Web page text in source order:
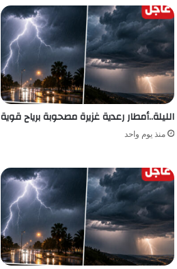
الليلة..أمطار رعدية غزيرة مصحوبة برياح قوية
منذ يوم واحد